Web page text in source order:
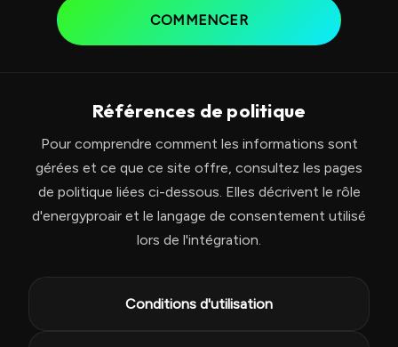
COMMENCER
Références de politique
Pour comprendre comment les informations sont
gérées et ce que ce site offre, consultez les pages
de politique liées ci-dessous. Elles décrivent le rôle
d'energyproair et le langage de consentement utilisé
lors de l'intégration.
Conditions d'utilisation